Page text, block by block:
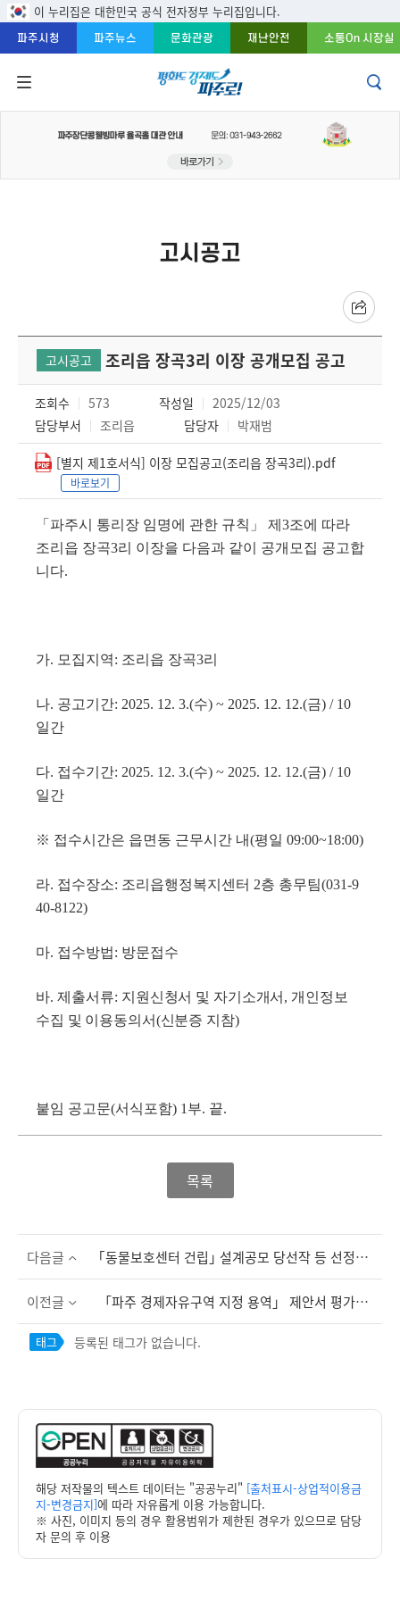
본문 바로가기
주메뉴 바로가기
푸터 바로가기
이 누리집은 대한민국 공식 전자정부 누리집입니다.
파주시청 파주뉴스 문화관광 재난안전 소통On 시장실
고시공고
고시공고 조리읍 장곡3리 이장 공개모집 공고
조회수 573 작성일
2025/12/03
담당부서
조리읍 담당자 박재범
[별지 제1호서식] 이장 모집공고(조리읍 장곡3리).pdf
바로보기
「 파주시 통리장 임명에 관한 규칙 」 제 3조에 따라
조리읍 장곡3리 이장을 다음과 같이 공개모집 공고합
니다.
가. 모집지역: 조리읍 장곡3리
나. 공고기간: 2025. 12. 3.(수) ~ 2025. 12. 12.(금) / 10
일간
다. 접수기간: 2025. 12. 3.(수) ~ 2025. 12. 12.(금) / 10
일간
※ 접수시간은 읍면동 근무시간 내(평일 09:00~18:00)
라. 접수장소: 조리읍행정복지센터 2층 총무팀(031-9
40-8122)
마. 접수방법: 방문접수
바. 제출서류: 지원신청서 및 자기소개서 , 개인정보
수집 및 이용동의서(신분증 지참)
붙임 공고문(서식포함) 1 부. 끝.
목록
다음글 ｢동물보호센터 건립｣ 설계공모 당선작 등 선정공고
이전글 「파주 경제자유구역 지정 용역」 제안서 평가위원회 평가 결과 공고
태그 등록된 태그가 없습니다.
해당 저작물의 텍스트 데이터는 "공공누리" [출처표시-상업적이용금
지-변경금지]에 따라 자유롭게 이용 가능합니다.
※ 사진, 이미지 등의 경우 활용범위가 제한된 경우가 있으므로 담당
자 문의 후 이용